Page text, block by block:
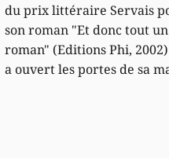
du prix littéraire Servais
son roman "Et donc tout un
roman" (Editions Phi,
a ouvert les portes de sa